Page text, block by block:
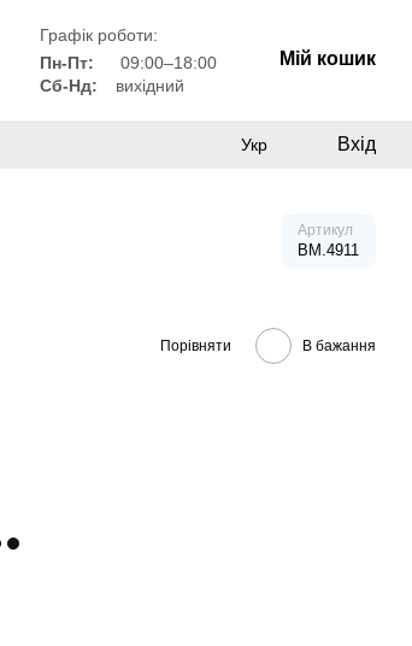
Графік роботи:
Пн-Пт:
09:00–18:00
Сб-Нд:
вихідний
Мій кошик
Укр Вхід
Артикул
BM.4911
Порівняти В бажання